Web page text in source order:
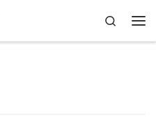
Search